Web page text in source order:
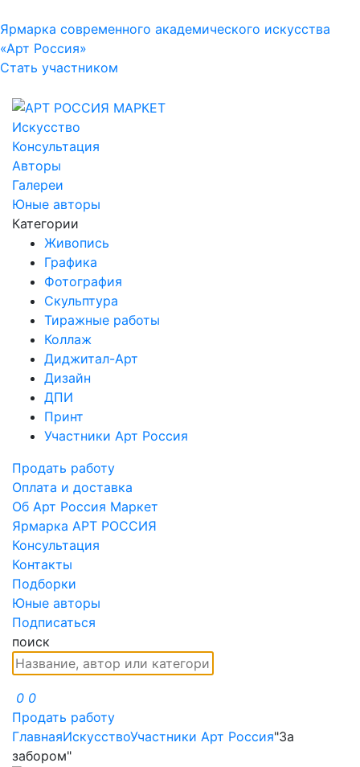
Ярмарка современного академического искусства
«Арт Россия»
Стать участником
Искусство
Консультация
Авторы
Галереи
Юные авторы
Категории
Живопись
Графика
Фотография
Скульптура
Тиражные работы
Коллаж
Диджитал-Арт
Дизайн
ДПИ
Принт
Участники Арт Россия
Продать работу
Оплата и доставка
Об Арт Россия Маркет
Ярмарка АРТ РОССИЯ
Консультация
Контакты
Подборки
Юные авторы
Подписаться
поиск
0 0
Продать работу
ГлавнаяИскусствоУчастники Арт Россия"За
забором"